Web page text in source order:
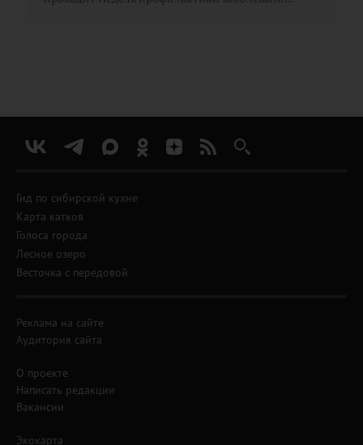
Гид по сибирской кухне
Карта катков
Голоса города
Лесное озеро
Весточка с передовой
Реклама на сайте
Аудитория сайта
О проекте
Написать редакции
Вакансии
Экокарта